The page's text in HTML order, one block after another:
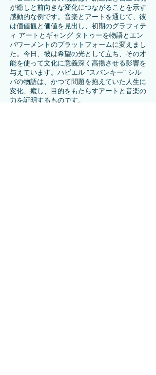
が癒しと前向きな変化につながることを示す
感動的な例です。音楽とアートを通じて、彼
は価値観と価値を見出し、初期のグラフィテ
ィ アートとギャング タトゥーを物語とエン
パワーメントのプラットフォームに変えまし
た。今日、彼は希望の光として立ち、その才
能を使って文化に意義深く高揚させる影響を
与えています。ハビエル "スパンキー" シル
バの物語は、かつて問題を抱えていた人生に
変化、癒し、目的をもたらすアートと音楽の
力を証明するものです。